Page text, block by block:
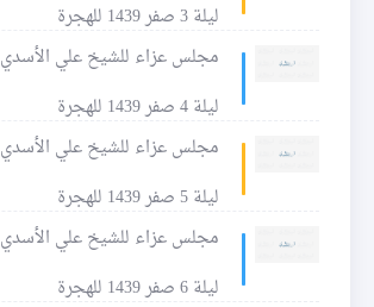
ليلة 3 صفر 1439 للهجرة
مجلس عزاء للشيخ علي الأسدي
ليلة 4 صفر 1439 للهجرة
مجلس عزاء للشيخ علي الأسدي
ليلة 5 صفر 1439 للهجرة
مجلس عزاء للشيخ علي الأسدي
ليلة 6 صفر 1439 للهجرة